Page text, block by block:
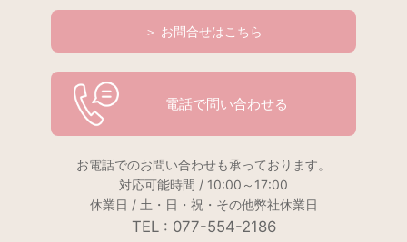
＞ お問合せはこちら
電話で問い合わせる
お電話でのお問い合わせも承っております。
対応可能時間 / 10:00～17:00
休業日 / 土・日・祝・その他弊社休業日
TEL : 077-554-2186